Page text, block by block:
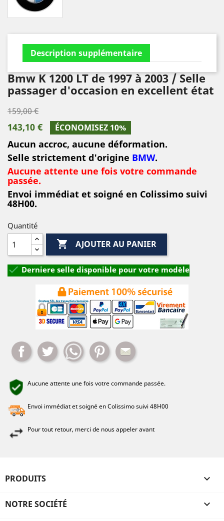
Description supplémentaire
Bmw K 1200 LT de 1997 à 2003 / Selle
passager d'occasion en excellent état
159,00 €
143,10 € ÉCONOMISEZ 10%
Aucun accroc, aucune déformation.
Selle strictement d'origine BMW.
Aucune attente une fois votre commande
passée.
Envoi immédiat et soigné en Colissimo suivi
48H00.
Quantité
 AJOUTER AU PANIER
 Derniere selle disponible pour votre modèle
Partager Tweet WhatsappPinterest
Aucune attente une fois votre commande passée.
Envoi immédiat et soigné en Colissimo suivi 48H00
Pour tout retour, merci de nous appeler avant
PRODUITS 
NOTRE SOCIÉTÉ 